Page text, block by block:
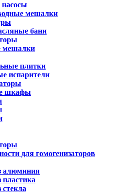
мешалки
бани
мешалки
плитки
испарители
шкафы
для гомогенизаторов
алюминия